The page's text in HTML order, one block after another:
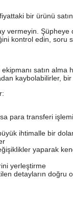
bir ürünü satın
kontrol edin, soru
ekipmanı satın
kaybolabilirler,
para transferi
ihtimalle bir
yaparak
yerleştirme
detayların doğru